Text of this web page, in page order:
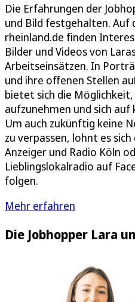
Die Erfahrungen der
und Bild festgehalten. Auf
rheinland.de finden
Bilder und Videos von
Arbeitseinsätzen. In
und ihre offenen Stellen
bietet sich die
aufzunehmen und sich auf
Um auch zukünftig keine
zu verpassen, lohnt es
Anzeiger und Radio Köln
Lieblingslokalradio auf
folgen.
Mehr erfahren
Die Jobhopper Lara